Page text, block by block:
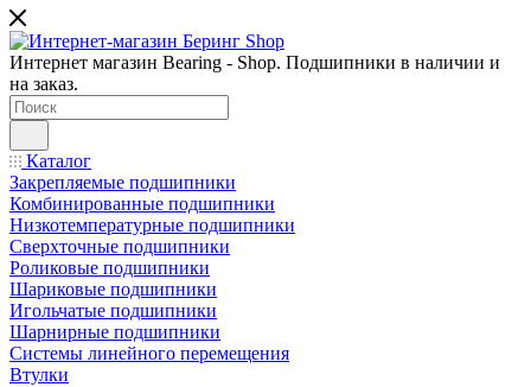
Интернет магазин Bearing - Shop. Подшипники в наличии и
на заказ.
Каталог
Закрепляемые подшипники
Комбинированные подшипники
Низкотемпературные подшипники
Сверхточные подшипники
Роликовые подшипники
Шариковые подшипники
Игольчатые подшипники
Шарнирные подшипники
Системы линейного перемещения
Втулки